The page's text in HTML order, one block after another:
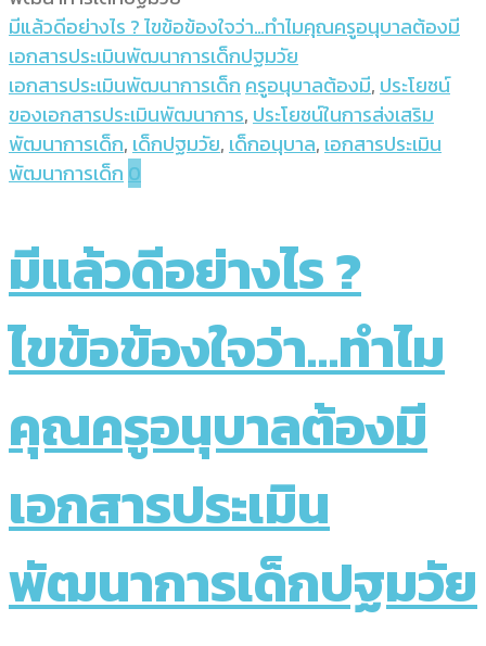
มีแล้วดีอย่างไร ? ไขข้อข้องใจว่า…ทำไมคุณครูอนุบาลต้องมี
เอกสารประเมินพัฒนาการเด็กปฐมวัย
เอกสารประเมินพัฒนาการเด็ก ครูอนุบาลต้องมี, ประโยชน์
ของเอกสารประเมินพัฒนาการ, ประโยชน์ในการส่งเสริม
พัฒนาการเด็ก, เด็กปฐมวัย, เด็กอนุบาล, เอกสารประเมิน
พัฒนาการเด็ก 0
มีแล้วดีอย่างไร ?
ไขข้อข้องใจว่า…ทำไม
คุณครูอนุบาลต้องมี
เอกสารประเมิน
พัฒนาการเด็กปฐมวัย